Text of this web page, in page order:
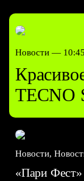
Новости —
TECNO
Новости,
«Пари Фест»